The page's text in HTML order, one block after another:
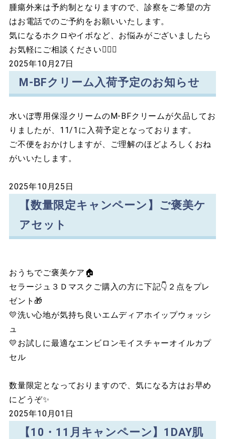
腫瘍外来は予約制となりますので、診察をご希望の方
はお電話でのご予約をお願いいたします。
気になるホクロやイボなど、お悩みがございましたら
お気軽にご相談ください👩🏻‍⚕️
2025年10月27日
M-BFクリーム入荷予定のお知らせ
水いぼ専用保湿クリームのM-BFクリームが欠品してお
りましたが、11/1に入荷予定となっております。
ご不便をおかけしますが、ご理解のほどよろしくおね
がいいたします。
2025年10月25日
【数量限定キャンペーン】ご褒美ケ
アセット
おうちでご褒美ケア🏠
セラージュ３Ｄマスクご購入の方に下記👇２点をプレ
ゼント🎁
💛洗い心地が気持ち良いエムディアホイップウォッシ
ュ
💛お試しに最適なエンビロンモイスチャーオイルカプ
セル
数量限定となっておりますので、気になる方はお早め
にどうぞ✨
2025年10月01日
【10・11月キャンペーン】1DAY肌